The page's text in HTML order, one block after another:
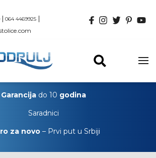
064 4469925
Garancijado 10 godina
Saradnici
za novo– Prvi put u Srbiji